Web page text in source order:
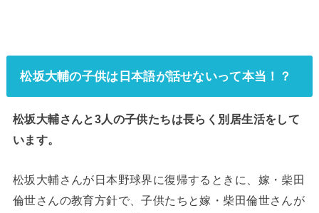
松坂大輔の子供は日本語が話せないって本当！？
松坂大輔さんと3人の子供たちは長らく別居生活をして
います。
松坂大輔さんが日本野球界に復帰するときに、嫁・柴田
倫世さんの教育方針で、子供たちと嫁・柴田倫世さんが